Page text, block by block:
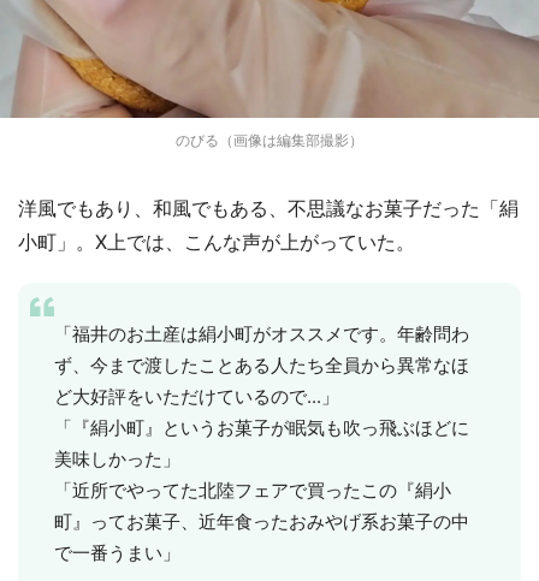
のびる（画像は編集部撮影）
洋風でもあり、和風でもある、不思議なお菓子だった「絹
小町」。X上では、こんな声が上がっていた。
「福井のお土産は絹小町がオススメです。年齢問わ
ず、今まで渡したことある人たち全員から異常なほ
ど大好評をいただけているので...」
「『絹小町』というお菓子が眠気も吹っ飛ぶほどに
美味しかった」
「近所でやってた北陸フェアで買ったこの『絹小
町』ってお菓子、近年食ったおみやげ系お菓子の中
で一番うまい」